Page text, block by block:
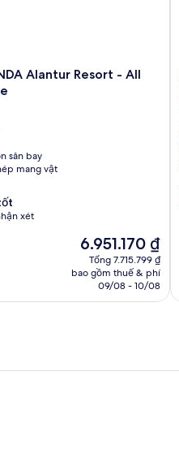
Alantur Resort - All
sân bay
mang vật
xét
Giá
hiện
tại
6.951.170 ₫
6.951.170 ₫
Tổng 7.715.799 ₫
bao gồm thuế & phí
09/08 - 10/08